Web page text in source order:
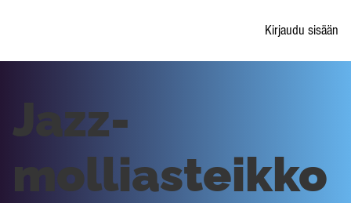
Kirjaudu sisään
Jazz-
molliasteikko